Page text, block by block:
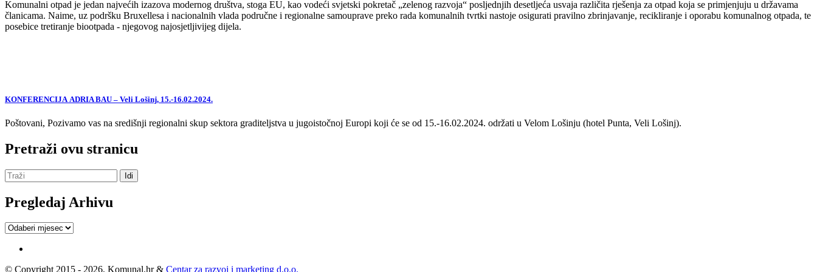
Komunalni otpad je jedan najvećih izazova modernog društva, stoga EU, kao vodeći svjetski pokretač „zelenog razvoja“ posljednjih desetljeća usvaja različita rješenja za otpad koja se primjenjuju u državama
članicama. Naime, uz podršku Bruxellesa i nacionalnih vlada područne i regionalne samouprave preko rada komunalnih tvrtki nastoje osigurati pravilno zbrinjavanje, recikliranje i oporabu komunalnog otpada, te
posebice tretiranje biootpada - njegovog najosjetljivijeg dijela.
KONFERENCIJA ADRIA BAU – Veli Lošinj, 15.-16.02.2024.
Poštovani, Pozivamo vas na središnji regionalni skup sektora graditeljstva u jugoistočnoj Europi koji će se od 15.-16.02.2024. održati u Velom Lošinju (hotel Punta, Veli Lošinj).
Pretraži ovu stranicu
Pregledaj Arhivu
Pregledaj
© Copyright 2015 - 2026, Komunal.hr & Centar za razvoj i marketing d.o.o.